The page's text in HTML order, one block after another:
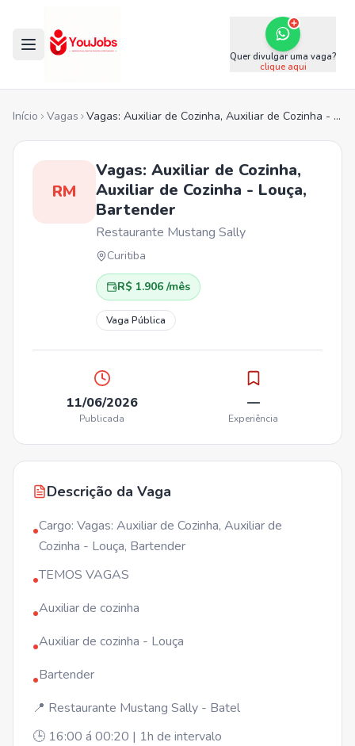
Quer divulgar uma vaga?
clique aqui
Início Vagas Vagas: Auxiliar de Cozinha, Auxiliar de Cozinha - Louça, Bartender
RM
Vagas: Auxiliar de Cozinha,
Auxiliar de Cozinha - Louça,
Bartender
Restaurante Mustang Sally
Curitiba
R$ 1.906 /mês
Vaga Pública
11/06/2026
Publicada
—
Experiência
Descrição da Vaga
•Cargo: Vagas: Auxiliar de Cozinha, Auxiliar de
Cozinha - Louça, Bartender
•TEMOS VAGAS
•Auxiliar de cozinha
•Auxiliar de cozinha - Louça
•Bartender
📍 Restaurante Mustang Sally - Batel
🕒 16:00 á 00:20 | 1h de intervalo